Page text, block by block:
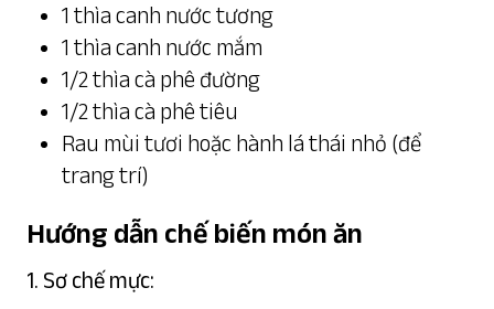
1 thìa canh nước tương
1 thìa canh nước mắm
1/2 thìa cà phê đường
1/2 thìa cà phê tiêu
Rau mùi tươi hoặc hành lá thái nhỏ (để
trang trí)
Hướng dẫn chế biến món ăn
1. Sơ chế mực: